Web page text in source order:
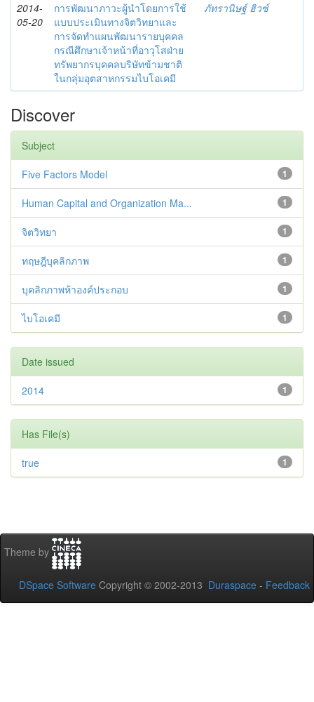
2014-
05-20
การพัฒนาภาวะผู้นำโดยการใช้
แบบประเมินทางจิตวิทยาและ
การจัดทำแผนพัฒนารายบุคคล
กรณีศึกษาเจ้าหน้าที่อาวุโสฝ่าย
ทรัพยากรบุคคลบริษัทข้ามชาติ
ในกลุ่มอุตสาหกรรมไบโอเคมี
ภัทรานิษฐ์ ฮิวซ์
Discover
Subject
1
Five Factors Model
1
Human Capital and Organization Ma...
1
จิตวิทยา
1
ทฤษฎีบุคลิกภาพ
1
บุคลิกภาพห้าองค์ประกอบ
1
ไบโอเคมี
Date issued
1
2014
Has File(s)
1
true
Theme by
DSpace Software Copyright © 2002-2013 Duraspace - Feedback